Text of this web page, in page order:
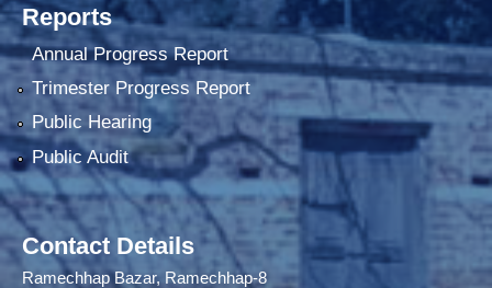
Reports
Annual Progress Report
Trimester Progress Report
Public Hearing
Public Audit
Contact Details
Ramechhap Bazar, Ramechhap-8